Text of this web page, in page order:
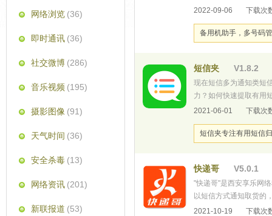
网络浏览 (36)
即时通讯 (36)
社交微博 (286)
音乐视频 (195)
摄影图像 (91)
天气时间 (36)
安全杀毒 (13)
网络资讯 (201)
新联报道 (53)
的转发方式，不限平台
2022-09-06 下载次
备用机助手，多号码
短信夹 V1.8.2
现在短信多为通知类短
力？如何快速提取有用
轻松进行批量管理。主
2021-06-01 下载次
短信夹专注有用短信
快递哥 V5.0.1
"快递哥"是西安享乐网
以短信方式通知取货的
电话，短信自带编号，
2021-10-19 下载次